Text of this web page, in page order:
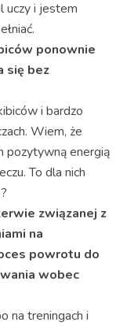
uczy i jestem
ponownie
się bez
i bardzo
Wiem, że
pozytywną energią
To dla nich
związanej z
na
powrotu do
wobec
na treningach i